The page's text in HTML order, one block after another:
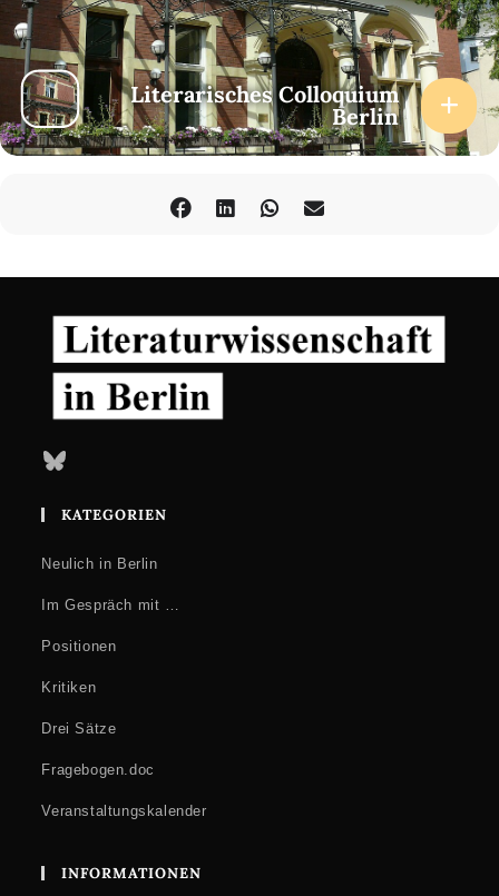
Literarisches Colloquium
Berlin
Bluesky
KATEGORIEN
Neulich in Berlin
Im Gespräch mit …
Positionen
Kritiken
Drei Sätze
Fragebogen.doc
Veranstaltungskalender
INFORMATIONEN